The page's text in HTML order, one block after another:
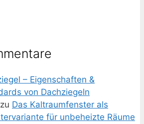
– Eigenschaften &
von Dachziegeln
zu Das Kaltraumfenster als
für unbeheizte Räume